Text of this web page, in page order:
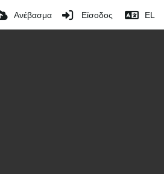
Ανέβασμα Είσοδος EL